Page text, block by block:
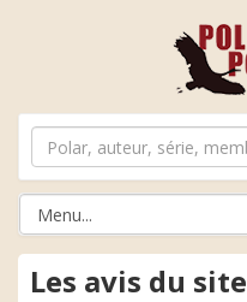
Les avis du site